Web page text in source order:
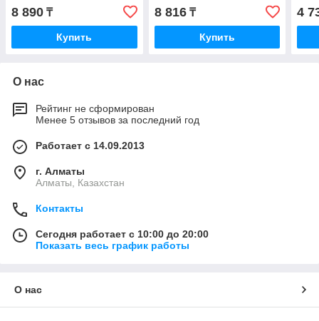
8 890 ₸
Купить
8 816₸
Купить
4
О нас
Рейтинг не сформирован
Менее 5 отзывов за последний год
Работает с 14.09.2013
г. Алматы
Алматы, Казахстан
Контакты
Сегодня работает с 10:00 до 20:00
Показать весь график работы
О нас